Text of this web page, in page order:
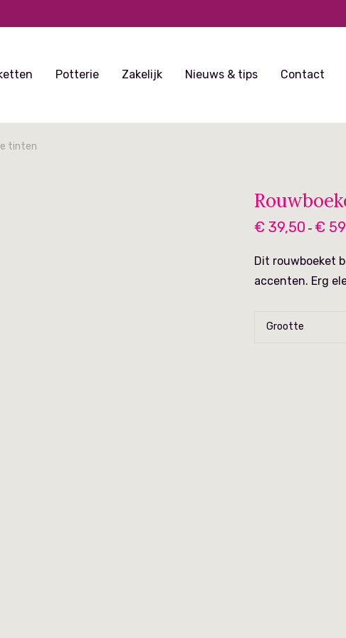
Potterie Zakelijk Nieuws & tips Contact
tinten
€ 39,50 - €
Dit rouwboeket
accenten. Erg
Grootte